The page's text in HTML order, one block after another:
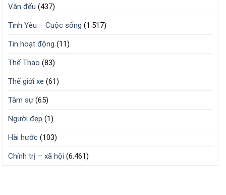
Văn đểu (437)
Tình Yêu – Cuộc sống (1.517)
Tin hoạt động (11)
Thể Thao (83)
Thế giới xe (61)
Tâm sự(65)
Người đẹp (1)
Hài hước (103)
Chính trị – xã hội (6.461)